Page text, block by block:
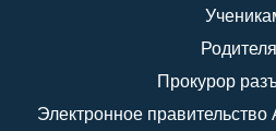
Прокурор
Электронное правительство